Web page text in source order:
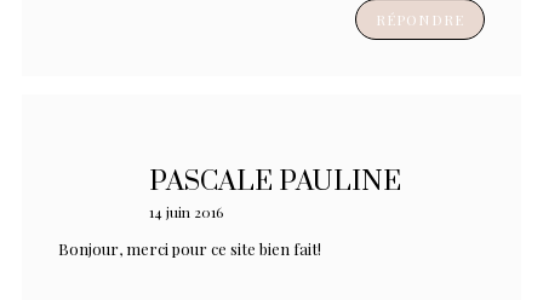
RÉPONDRE
PASCALE PAULINE
14 juin 2016
Bonjour, merci pour ce site bien fait!